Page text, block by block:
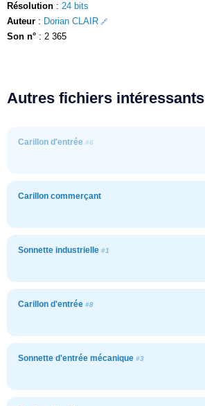
Résolution : 24 bits
Auteur : Dorian CLAIR
Son n° : 2 365
Autres fichiers intéressants
Carillon d'entrée #6
Carillon commerçant
Sonnette industrielle #1
Carillon d'entrée #8
Sonnette d'entrée mécanique #3